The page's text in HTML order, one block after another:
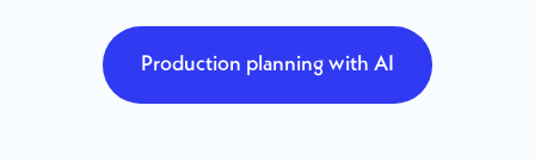
Production planning with AI